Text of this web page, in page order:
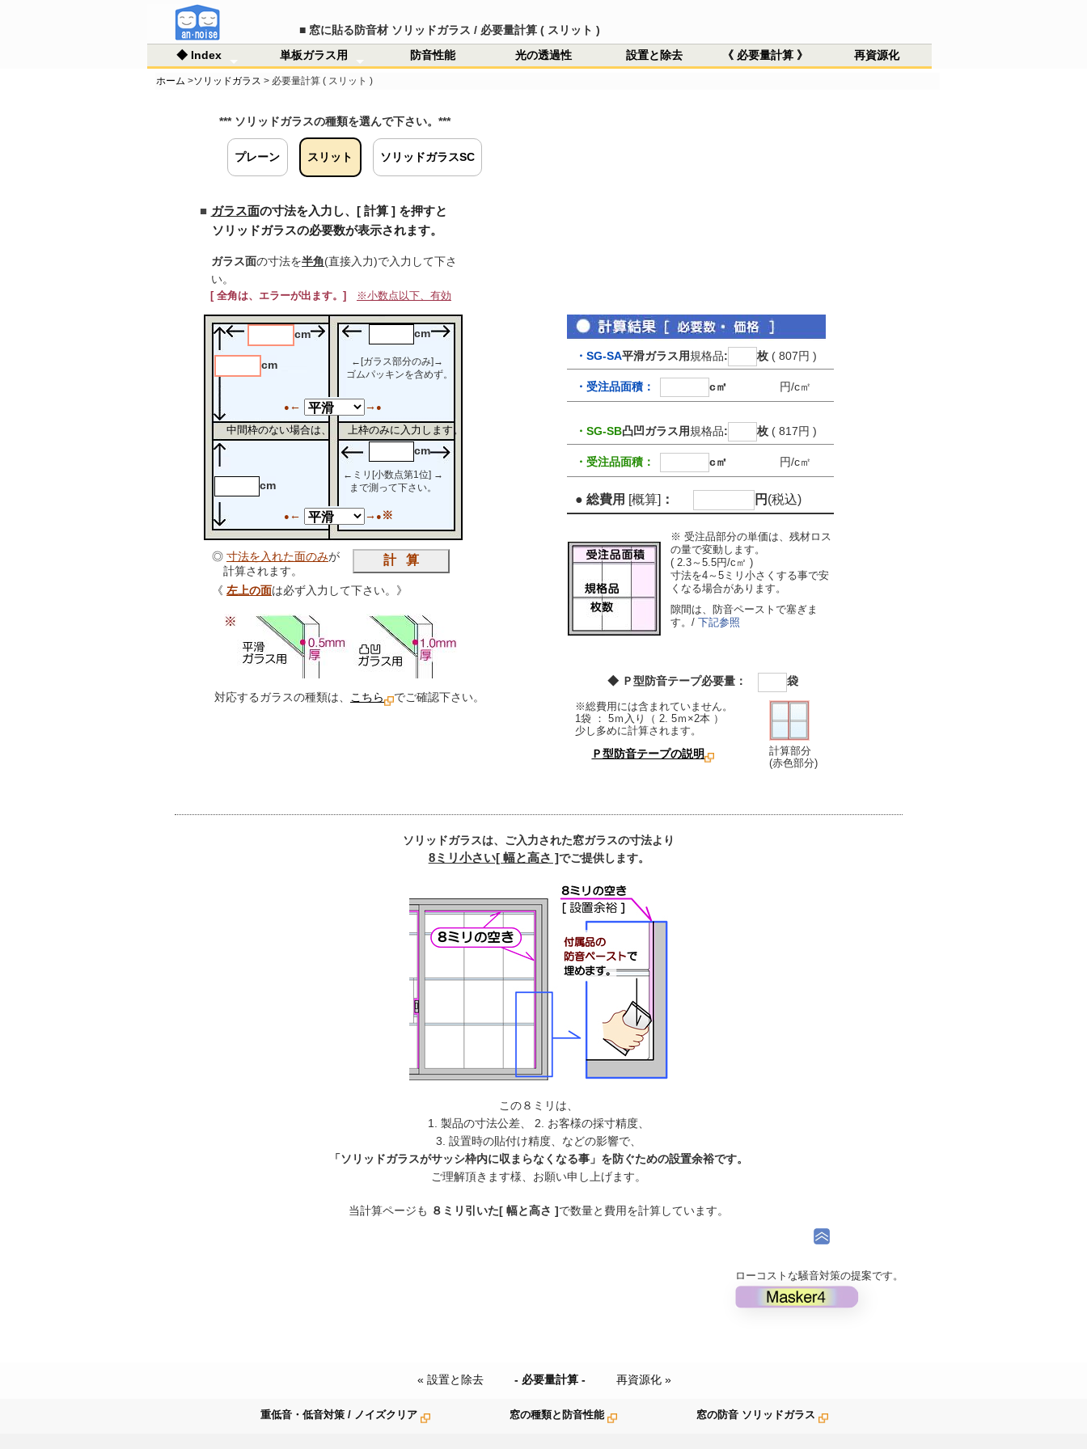
■ 窓に貼る防音材 ソリッドガラス / 必要量計算 ( スリット )
◆ Index
◇ ホーム
◇ 防音の方法 騒音の種類と防音方法
窓の種類と防音性能
空気音と固体音
固体音の低減
防音性能と重さの関係
音のエネルギーとdB
■ 商品情報 ■ 壁の防音 ノイズクリア
◇ノイズクリア [ 汎用 ]
■ 窓の防音 ソリッドガラス
■ 防音材 防音(遮音)シート
■ Masker4 + サウンドライブ
◇ ご注文・送料他 ・ご注文ページ
・お支払方法 / 送料
・通信販売に基づく法令
・アン・ノイズについて
◇ Q&A ・ノイズクリア Q&A
・ソリッドガラス Q&A
・遮音シート Q&A
・その他のQ&A
◇ リユース情報 ・リユース情報
・リユース登録ページ
・登録解除
◇ サイトマップ
単板ガラス用
単板ガラス用
ペアガラス用
防音性能 光の透過性 設置と除去 《 必要量計算 》 再資源化
ホーム >ソリッドガラス > 必要量計算 ( スリット )
*** ソリッドガラスの種類を選んで下さい。***
プレーン スリット ソリッドガラスSC
ガラス面の寸法を入力し、[ 計算 ] を押すと
ソリッドガラスの必要数が表示されます。
ガラス面の寸法を半角(直接入力)で入力して下さ
い。
[ 全角は、エラーが出ます。] ※小数点以下、有効
cm cm
cm
cm
cm
● ← → ●
● ← → ● ※
←[ガラス部分のみ]→
ゴムパッキンを含めず。
中間枠のない場合は、 上枠のみに入力します。
←ミリ[小数点第1位] →
まで測って下さい。
◎ 寸法を入れた面のみが
計算されます。
《 左上の面は必ず入力して下さい。》
対応するガラスの種類は、 こちら でご確認下さい。
・SG-SA平滑ガラス用規格品: 枚 ( 807円 )
・受注品面積： c㎡ 円/c㎡
・SG-SB凸凹ガラス用規格品: 枚 ( 817円 )
・受注品面積： c㎡ 円/c㎡
● 総費用 [概算] ： 円 (税込)
※ 受注品部分の単価は、残材ロス
の量で変動します。
( 2.3～5.5円/c㎡ )
寸法を4～5ミリ小さくする事で安
くなる場合があります。
隙間は、防音ペーストで塞ぎま
す。/下記参照
◆ Ｐ型防音テープ必要量： 袋
※総費用には含まれていません。
1袋 ： 5ｍ入り（ 2. 5ｍ×2本 ）
少し多めに計算されます。
計算部分
(赤色部分)
Ｐ型防音テープの説明
ソリッドガラスは、 ご入力された窓ガラスの寸法より
8ミリ小さい[ 幅と高さ ]でご提供します。
この８ミリは、
1. 製品の寸法公差、 2. お客様の採寸精度、
3. 設置時の貼付け精度、などの影響で、
「ソリッドガラスがサッシ枠内に収まらなくなる事」を防ぐための設置余裕です。
ご理解頂きます様、お願い申し上げます。
当計算ページも ８ミリ引いた[ 幅と高さ ]で数量と費用を計算しています。
ローコストな騒音対策の提案です。
« 設置と除去 - 必要量計算 - 再資源化 »
重低音・低音対策 / ノイズクリア 窓の種類と防音性能 窓の防音 ソリッドガラス